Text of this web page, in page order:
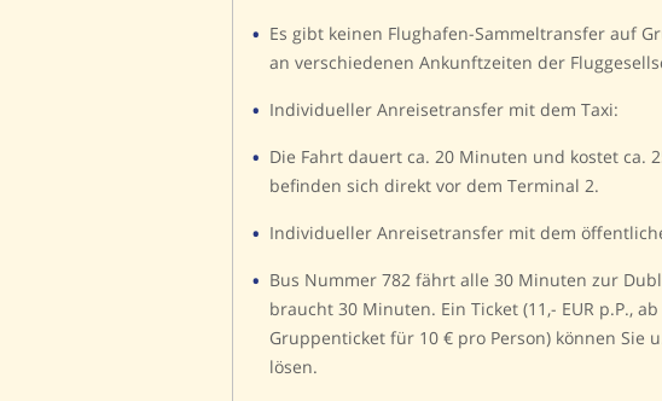
Es gibt keinen Flughafen-Sammeltransfer auf
an verschiedenen Ankunftzeiten der
Individueller Anreisetransfer mit dem Taxi:
Die Fahrt dauert ca. 20 Minuten und kostet ca.
befinden sich direkt vor dem Terminal 2.
Individueller Anreisetransfer mit dem
Bus Nummer 782 fährt alle 30 Minuten zur
braucht 30 Minuten. Ein Ticket (11,- EUR p.P.,
Gruppenticket für 10 € pro Person) können Sie
lösen.